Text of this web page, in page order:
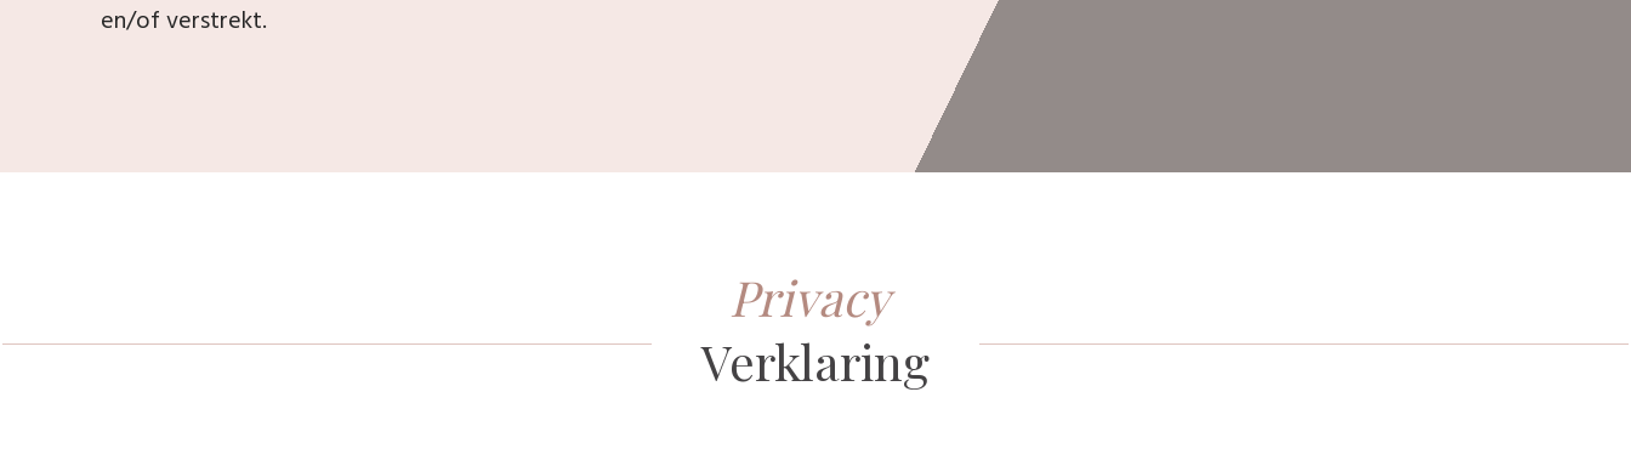
en/of verstrekt.
Privacy
Verklaring